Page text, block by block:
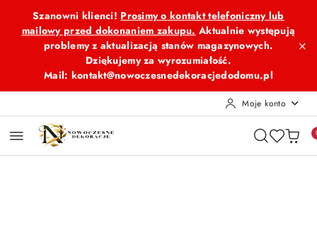
Przejdź do treści głównej
Przejdź do wyszukiwarki
Przejdź do moje konto
Przejdź do menu głównego
Przejdź do opisu produktu
Przejdź do stopki
Szanowni klienci! Prosimy o kontakt telefoniczny lub
mailowy przed dokonaniem zakupu. Aktualnie występują
problemy z aktualizacją stanów magazynowych.
Dziękujemy za wyrozumiałość.
Mail: kontakt@nowoczesnedekoracjedodomu.pl
Moje konto